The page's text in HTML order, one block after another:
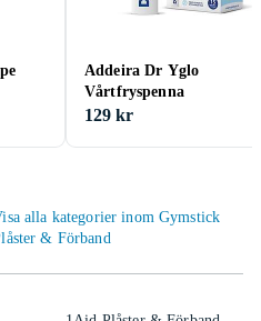
Addeira Dr Yglo
Vårtfryspenna
129 kr
alla kategorier inom Gymstick
& Förband